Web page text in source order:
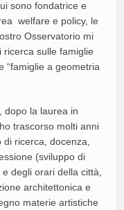
sono fondatrice e
welfare e policy, le
Osservatorio mi
sulle famiglie
“famiglie a geometria
dopo la laurea in
trascorso molti anni
ricerca, docenza,
(sviluppo di
degli orari della città,
architettonica e
materie artistiche